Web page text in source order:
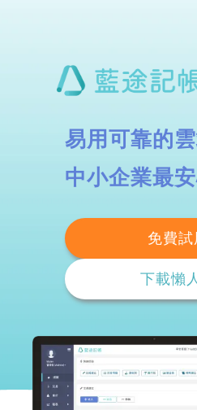
易用可靠的
中小企業最
免費試
下載懶